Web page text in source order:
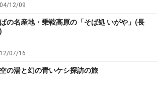
・お楽しみ記念品付き
中央アルプス観光株式会社 電話：
るなら：ホテル千畳敷予約センター：
12/09
の名産地・乗鞍高原の「そば処 いがや」(長
07/16
の湯と幻の青いケシ探訪の旅